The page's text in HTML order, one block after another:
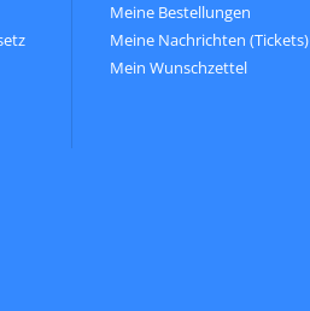
Meine Bestellungen
Meine Nachrichten (Tickets)
Mein Wunschzettel